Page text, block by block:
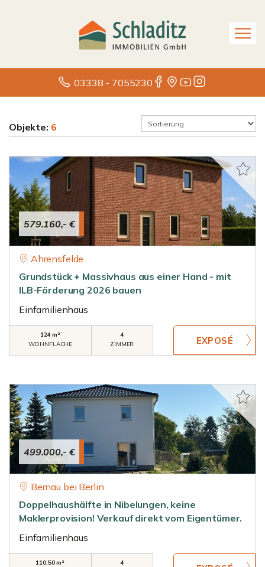
03338 - 7055230
Objekte: 6
579.160,- €
Ahrensfelde
Grundstück + Massivhaus aus einer Hand - mit
ILB-Förderung 2026 bauen
Einfamilienhaus
124 m²
WOHNFLÄCHE
4
ZIMMER
499.000,- €
Bernau bei Berlin
Doppelhaushälfte in Nibelungen, keine
Maklerprovision! Verkauf direkt vom Eigentümer.
Einfamilienhaus
110,50 m²
4